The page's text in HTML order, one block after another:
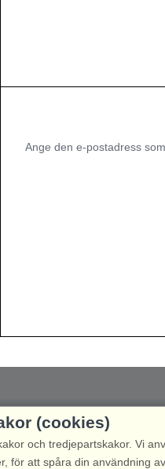
Ange den e-postadress
(cookies)
och tredjepartskakor. Vi
för att spåra din användning